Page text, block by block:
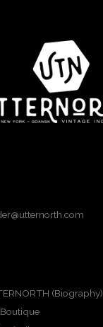
(Biography)